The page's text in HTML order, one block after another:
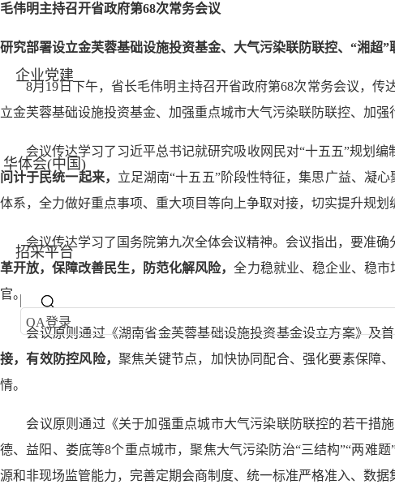
企业党建
华体会(中国)
招采平台
OA登录
毛伟明主持召开省政府第68次常务会议
研究部署设立金芙蓉基础设施投资基金、 大气污染联防联控、“湘超”
8月19日下午，省长毛伟明主持召开省政府第68次常务会议，传
立金芙蓉基础设施投资基金、加强重点城市大气污染联防联控、加强
会议传达学习了习近平总书记就研究吸收网民对“十五五”规划编
问计于民统一起来， 立足湖南“十五五”阶段性特征，集思广益、凝
体系，全力做好重点事项、重大项目等向上争取对接，切实提升规划
会议传达学习了国务院第九次全体会议精神。会议指出，要准确
革开放，保障改善民生，防范化解风险，全力稳就业、稳企业、稳
官。
会议原则通过《湖南省金芙蓉基础设施投资基金设立方案》及
接，有效防控风险， 聚焦关键节点，加快协同配合、强化要素保障
情。
会议原则通过《关于加强重点城市大气污染联防联控的若干措施
德、益阳、娄底等8个重点城市，聚焦大气污染防治“三结构”“两难题
源和非现场监管能力，完善定期会商制度、统一标准严格准入、数